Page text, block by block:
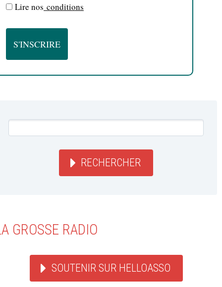
Lire nos conditions
RECHERCHER
GROSSE RADIO
SOUTENIR SUR HELLOASSO